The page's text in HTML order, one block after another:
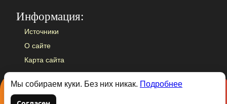
Информация:
Источники
О сайте
Карта сайта
Мы собираем куки. Без них никак. Подробнее